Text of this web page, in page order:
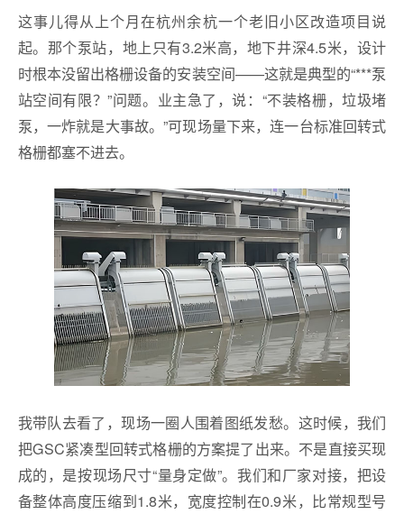
这事儿得从上个月在杭州余杭一个老旧小区改造项目说
起。那个泵站，地上只有3.2米高，地下井深4.5米，设计
时根本没留出格栅设备的安装空间——这就是典型的“***泵
站空间有限？”问题。业主急了，说：“不装格栅，垃圾堵
泵，一炸就是大事故。”可现场量下来，连一台标准回转式
格栅都塞不进去。
我带队去看了，现场一圈人围着图纸发愁。这时候，我们
把GSC紧凑型回转式格栅的方案提了出来。不是直接买现
成的，是按现场尺寸“量身定做”。我们和厂家对接，把设
备整体高度压缩到1.8米，宽度控制在0.9米，比常规型号